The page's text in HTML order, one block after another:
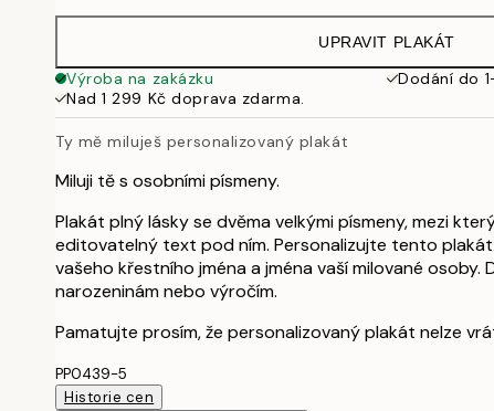
50x70 cm
UPRAVIT PLAKÁT
Výroba na zakázku
Dodání do
Nad 1 299 Kč doprava zdarma.
Ty mě miluješ personalizovaný plakát
Miluji tě s osobními písmeny.
Plakát plný lásky se dvěma velkými písmeny, mezi
editovatelný text pod ním. Personalizujte tento
vašeho křestního jména a jména vaší milované osoby.
narozeninám nebo výročím.
Pamatujte prosím, že personalizovaný plakát nelze
PP0439-5
Historie cen